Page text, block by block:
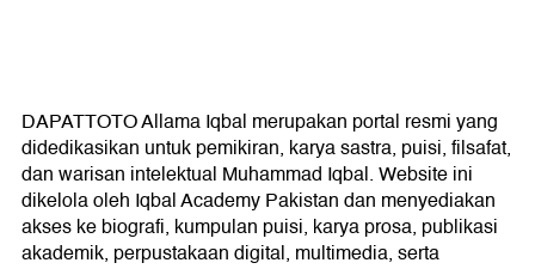
DAPATTOTO Allama Iqbal merupakan portal resmi yang
didedikasikan untuk pemikiran, karya sastra, puisi, filsafat,
dan warisan intelektual Muhammad Iqbal. Website ini
dikelola oleh Iqbal Academy Pakistan dan menyediakan
akses ke biografi, kumpulan puisi, karya prosa, publikasi
akademik, perpustakaan digital, multimedia, serta